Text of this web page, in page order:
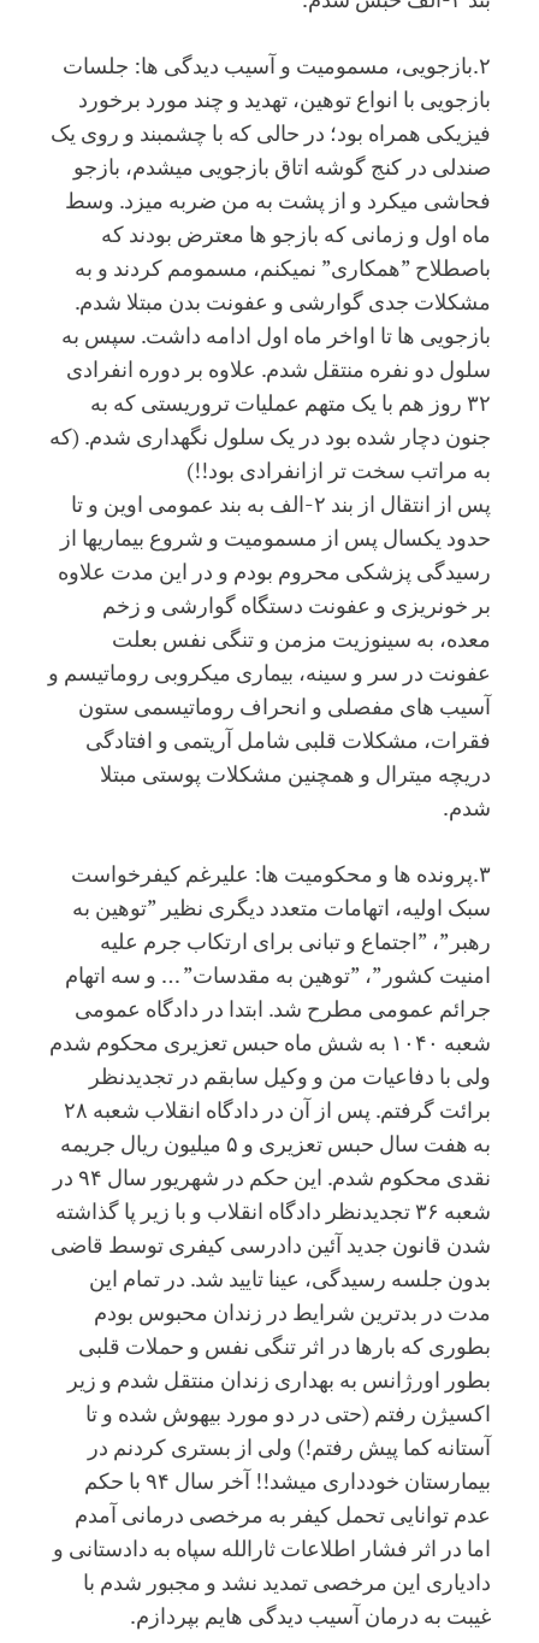
۲.بازجویی، مسمومیت و آسیب دیدگی ها: جلسات
بازجویی با انواع توهین، تهدید و چند مورد برخورد
فیزیکی همراه بود؛ در حالی که با چشمبند و روی یک
صندلی در کنج گوشه اتاق بازجویی میشدم، بازجو
فحاشی میکرد و از پشت به من ضربه میزد. وسط
ماه اول و زمانی که بازجو ها معترض بودند که
باصطلاح ”همکاری” نمیکنم، مسمومم کردند و به
مشکلات جدی گوارشی و عفونت بدن مبتلا شدم.
بازجویی ها تا اواخر ماه اول ادامه داشت. سپس به
سلول دو نفره منتقل شدم. علاوه بر دوره انفرادی
۳۲ روز هم با یک متهم عملیات تروریستی که به
جنون دچار شده بود در یک سلول نگهداری شدم. (که
به مراتب سخت تر ازانفرادی بود!!)
پس از انتقال از بند ۲-الف به بند عمومی اوین و تا
حدود یکسال پس از مسمومیت و شروع بیماریها از
رسیدگی پزشکی محروم بودم و در این مدت علاوه
بر خونریزی و عفونت دستگاه گوارشی و زخم
معده، به سینوزیت مزمن و تنگی نفس بعلت
عفونت در سر و سینه، بیماری میکروبی روماتیسم و
آسیب های مفصلی و انحراف روماتیسمی ستون
فقرات، مشکلات قلبی شامل آریتمی و افتادگی
دریچه میترال و همچنین مشکلات پوستی مبتلا
شدم.
۳.پرونده ها و محکومیت ها: علیرغم کیفرخواست
سبک اولیه، اتهامات متعدد دیگری نظیر ”توهین به
رهبر”، ”اجتماع و تبانی برای ارتکاب جرم علیه
امنیت کشور”، ”توهین به مقدسات” … و سه اتهام
جرائم عمومی مطرح شد. ابتدا در دادگاه عمومی
شعبه ۱۰۴۰ به شش ماه حبس تعزیری محکوم شدم
ولی با دفاعیات من و وکیل سابقم در تجدیدنظر
برائت گرفتم. پس از آن در دادگاه انقلاب شعبه ۲۸
به هفت سال حبس تعزیری و ۵ میلیون ریال جریمه
نقدی محکوم شدم. این حکم در شهریور سال ۹۴ در
شعبه ۳۶ تجدیدنظر دادگاه انقلاب و با زیر پا گذاشته
شدن قانون جدید آئین دادرسی کیفری توسط قاضی
بدون جلسه رسیدگی، عینا تایید شد. در تمام این
مدت در بدترین شرایط در زندان محبوس بودم
بطوری که بارها در اثر تنگی نفس و حملات قلبی
بطور اورژانس به بهداری زندان منتقل شدم و زیر
اکسیژن رفتم (حتی در دو مورد بیهوش شده و تا
آستانه کما پیش رفتم!) ولی از بستری کردنم در
بیمارستان خودداری میشد!! آخر سال ۹۴ با حکم
عدم توانایی تحمل کیفر به مرخصی درمانی آمدم
اما در اثر فشار اطلاعات ثارالله سپاه به دادستانی و
دادیاری این مرخصی تمدید نشد و مجبور شدم با
غیبت به درمان آسیب دیدگی هایم بپردازم.